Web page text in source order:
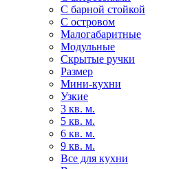
С барной стойкой
С островом
Малогабаритные
Модульные
Скрытые ручки
Размер
Мини-кухни
Узкие
3 кв. м.
5 кв. м.
6 кв. м.
9 кв. м.
Все для кухни